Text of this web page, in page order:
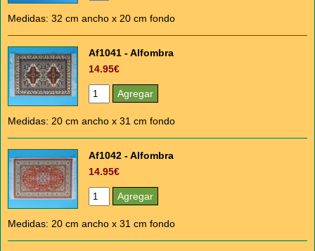
Medidas: 32 cm ancho x 20 cm fondo
Af1041 - Alfombra
14.95€
Medidas: 20 cm ancho x 31 cm fondo
Af1042 - Alfombra
14.95€
Medidas: 20 cm ancho x 31 cm fondo